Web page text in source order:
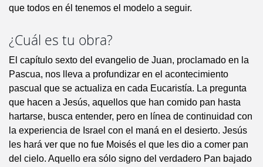
que todos en él tenemos el modelo a seguir.
¿Cuál es tu obra?
El capítulo sexto del evangelio de Juan, proclamado en la
Pascua, nos lleva a profundizar en el acontecimiento
pascual que se actualiza en cada Eucaristía. La pregunta
que hacen a Jesús, aquellos que han comido pan hasta
hartarse, busca entender, pero en línea de continuidad con
la experiencia de Israel con el maná en el desierto. Jesús
les hará ver que no fue Moisés el que les dio a comer pan
del cielo. Aquello era sólo signo del verdadero Pan bajado